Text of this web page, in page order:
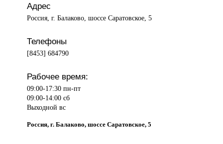
Адрес
Россия, г. Балаково, шоссе Саратовское, 5
Телефоны
[8453] 684790
Рабочее время:
09:00-17:30 пн-пт
09:00-14:00 сб
Выходной вс
Россия, г. Балаково, шоссе Саратовское, 5